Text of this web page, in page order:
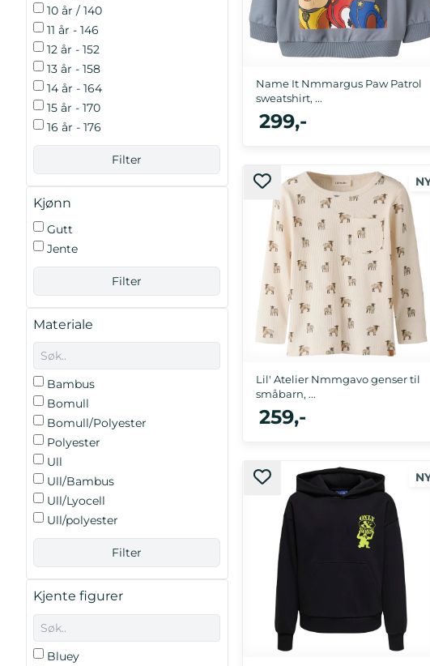
10 år / 140
11 år - 146
12 år - 152
13 år - 158
14 år - 164
15 år - 170
16 år - 176
Kjønn
Gutt
Jente
Materiale
Bambus
Bomull
Bomull/Polyester
Polyester
Ull
Ull/Bambus
Ull/Lyocell
Ull/polyester
Kjente figurer
Bluey
Name It Nmmargus Paw Patrol
sweatshirt, ...
86, 92, 98, 104, 110, 116
299,-
Lil' Atelier Nmmgavo genser til
småbarn, ...
92, 98, 104, 110
259,-